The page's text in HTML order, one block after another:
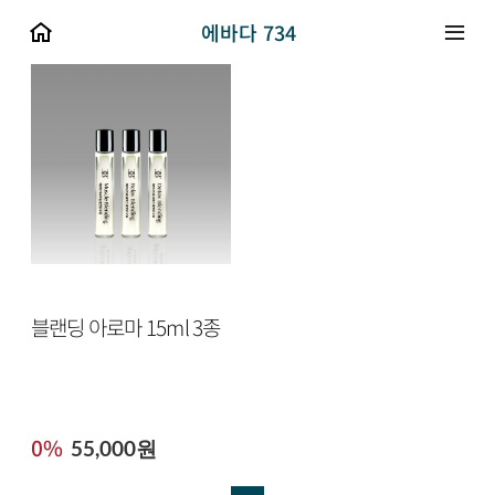
에바다 734
블랜딩 아로마 15ml 3종
0% 55,000원